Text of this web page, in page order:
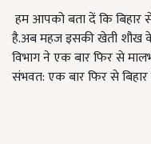
हम आपको बता दें कि बिहार
है.अब महज इसकी खेती शौख
विभाग ने एक बार फिर से
संभवत: एक बार फिर से